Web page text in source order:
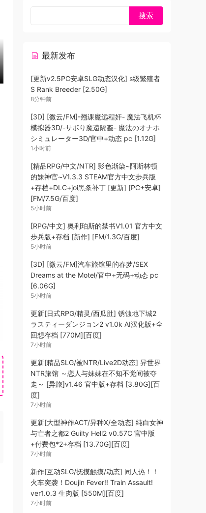
最新发布
[更新v2.5PC安卓SLG动态汉化] s级繁殖者
S Rank Breeder [2.50G]
8分钟前
[3D] [微云/FM]-翘课魔远程奸- 魔法飞机杯
模拟器3D/-サボり魔遠隔姦- 魔法のオナホ
シミュレーター3D/官中+动态 pc [1.12G]
1小时前
[精品RPG/中文/NTR] 影色渐染~阿斯林顿
的妹神官~V1.3.3 STEAM官方中文步兵版
+存档+DLC+joi黑条补丁 [更新] [PC+安卓]
[FM/7.5G/百度]
5小时前
[RPG/中文] 奥利珀斯的禁书V1.01 官方中文
步兵版+存档 [新作] [FM/1.3G/百度]
5小时前
[3D] [微云/FM]汽车旅馆里的春梦/SEX
Dreams at the Motel/官中+无码+动态 pc
[6.06G]
5小时前
更新[日式RPG/精灵/西瓜肚] 锈蚀地下城2
ラスティーダンジョン2 v1.0k AI汉化版+全
回想存档 [770M][百度]
7小时前
更新[精品SLG/被NTR/Live2D动态] 异世界
NTR旅馆 ～恋人与妹妹在不知不觉间被夺
走～ [异旅]v1.46 官中版+存档 [3.80G][百
度]
7小时前
更新[大型神作ACT/异种X/全动态] 纯白女神
与亡者之都2 Guilty Hell2 v0.57C 官中版
+付费包*2+存档 [13.70G][百度]
7小时前
新作[互动SLG/抚摸触摸/动态] 同人热！！
火车突袭！Doujin Fever!! Train Assault!
ver1.0.3 生肉版 [550M][百度]
7小时前